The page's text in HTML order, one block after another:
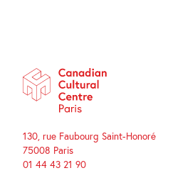
130, rue Faubourg Saint-Honoré
75008 Paris
01 44 43 21 90